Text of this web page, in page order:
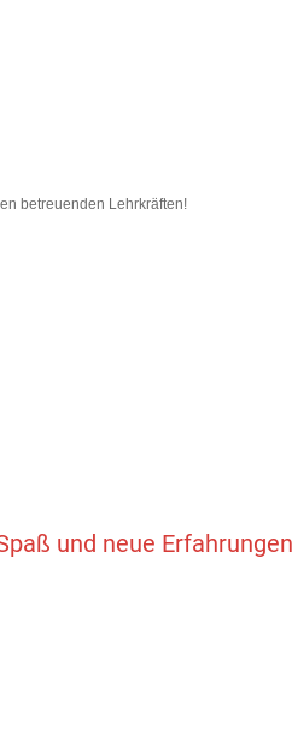
betreuenden Lehrkräften!
und neue Erfahrungen